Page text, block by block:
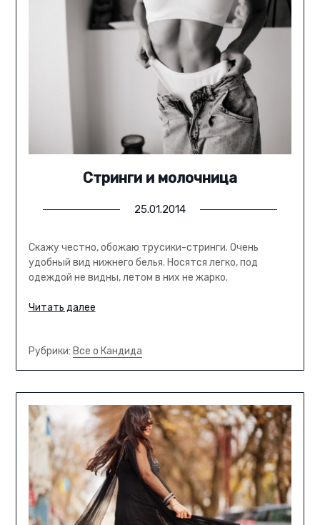
Стринги и молочница
25.01.2014
Скажу честно, обожаю трусики-стринги. Очень
удобный вид нижнего белья. Носятся легко, под
одеждой не видны, летом в них не жарко.
Читать далее
Рубрики: Все о Кандида